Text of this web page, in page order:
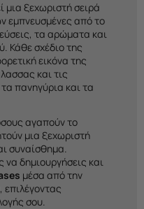
μια ξεχωριστή σειρά
εμπνευσμένες από το
τα αρώματα και
Κάθε σχέδιο της
εικόνα της
και τις
πανηγύρια και τα
αγαπούν το
μια ξεχωριστή
συναίσθημα.
να δημιουργήσεις και
μέσα από την
, επιλέγοντας
σου.